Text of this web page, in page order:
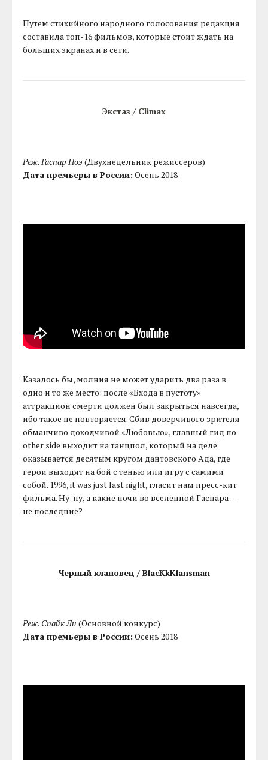
Путем стихийного народного голосования редакция
составила топ-16 фильмов, которые стоит ждать на
больших экранах и в сети.
Экстаз / Climax
Реж. Гаспар Ноэ (Двухнедельник режиссеров)
Дата премьеры в России: Осень 2018
Казалось бы, молния не может ударить два раза в
одно и то же место: после «Входа в пустоту»
аттракцион смерти должен был закрыться навсегда,
ибо такое не повторяется. Сбив доверчивого зрителя
обманчиво доходчивой «Любовью», главный гид по
other side выходит на танцпол, который на деле
оказывается десятым кругом дантовского Ада, где
герои выходят на бой с тенью или игру с самими
собой. 1996, it was just last night, гласит нам пресс-кит
фильма. Ну-ну, а какие ночи во вселенной Гаспара —
не последние?
Черный клановец / BlacKkKlansman
Реж. Спайк Ли (Основной конкурс)
Дата премьеры в России: Осень 2018